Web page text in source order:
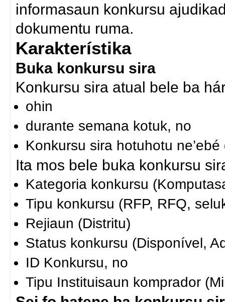
informasaun konkursu
dokumentu ruma.
Karakterístika
Buka konkursu sira
Konkursu sira atual bele ba
ohin
durante semana kotuk, no
Konkursu sira hotuhotu
Ita mos bele buka konkursu
Kategoria konkursu
Tipu konkursu (RFP, RFQ,
Rejiaun (Distritu)
Status konkursu (Disponível,
ID Konkursu, no
Tipu Instituisaun komprador